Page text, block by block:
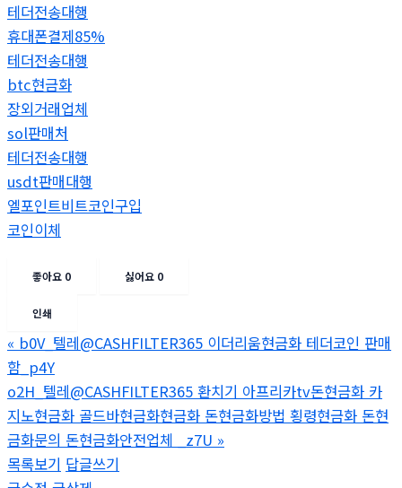
테더전송대행
휴대폰결제85%
테더전송대행
btc현금화
장외거래업체
sol판매처
테더전송대행
usdt판매대행
엘포인트비트코인구입
코인이체
좋아요 0 싫어요 0
인쇄
« b0V_텔레@CASHFILTER365 이더리움현금화 테더코인 판매
함_p4Y
o2H_텔레@CASHFILTER365 환치기 아프리카tv돈현금화 카
지노현금화 골드바현금화현금화 돈현금화방법 횡령현금화 돈현
금화문의 돈현금화안전업체 _z7U »
목록보기 답글쓰기